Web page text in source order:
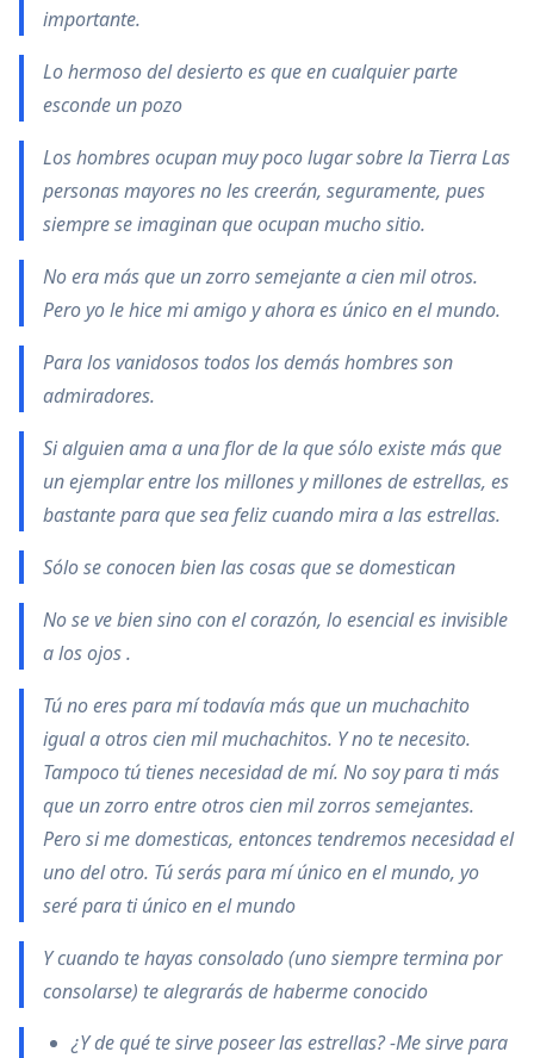
importante.
Lo hermoso del desierto es que en cualquier parte
esconde un pozo
Los hombres ocupan muy poco lugar sobre la Tierra Las
personas mayores no les creerán, seguramente, pues
siempre se imaginan que ocupan mucho sitio.
No era más que un zorro semejante a cien mil otros.
Pero yo le hice mi amigo y ahora es único en el mundo.
Para los vanidosos todos los demás hombres son
admiradores.
Si alguien ama a una flor de la que sólo existe más que
un ejemplar entre los millones y millones de estrellas, es
bastante para que sea feliz cuando mira a las estrellas.
Sólo se conocen bien las cosas que se domestican
No se ve bien sino con el corazón, lo esencial es invisible
a los ojos .
Tú no eres para mí­ todaví­a más que un muchachito
igual a otros cien mil muchachitos. Y no te necesito.
Tampoco tú tienes necesidad de mí­. No soy para ti más
que un zorro entre otros cien mil zorros semejantes.
Pero si me domesticas, entonces tendremos necesidad el
uno del otro. Tú serás para mí­ único en el mundo, yo
seré para ti único en el mundo
Y cuando te hayas consolado (uno siempre termina por
consolarse) te alegrarás de haberme conocido
¿Y de qué te sirve poseer las estrellas? -Me sirve para